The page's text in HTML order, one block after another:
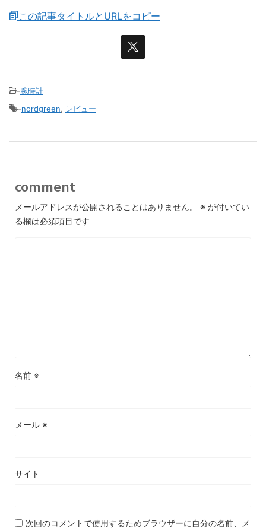
この記事タイトルとURLをコピー
-腕時計
-nordgreen, レビュー
comment
メールアドレスが公開されることはありません。 ※ が付いてい
る欄は必須項目です
名前 ※
メール ※
サイト
次回のコメントで使用するためブラウザーに自分の名前、メ